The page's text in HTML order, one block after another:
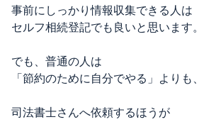
事前にしっかり情報収集できる人は
セルフ相続登記でも良いと思います。
でも、普通の人は
「節約のために自分でやる」よりも、
司法書士さんへ依頼するほうが